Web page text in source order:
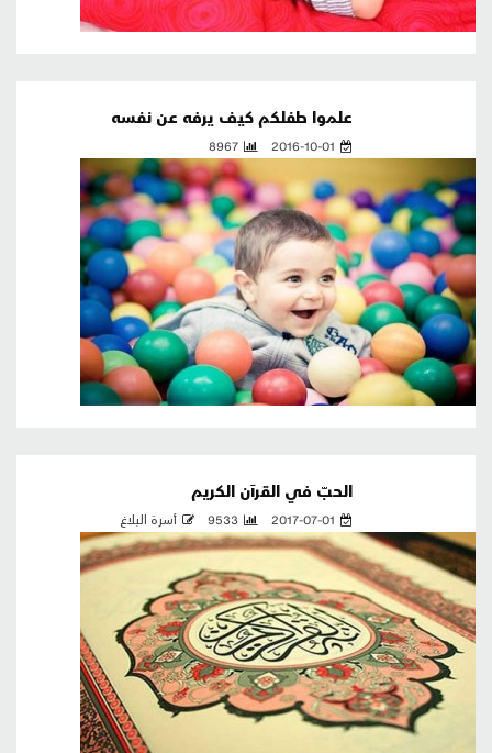
علموا طفلكم كيف يرفه عن نفسه
2016-10-01
8967
الحبّ في القرآن الكريم
2017-07-01
9533 أسرة البلاغ